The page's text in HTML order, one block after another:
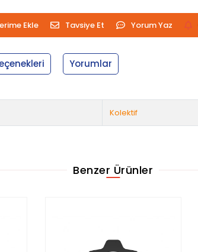
Ekle Tavsiye Et Yorum Yaz
Yorumlar
Kolektif
Benzer Ürünler